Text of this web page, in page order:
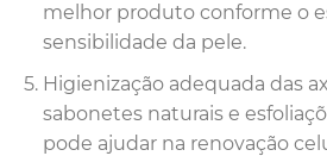
melhor produto conforme o
sensibilidade da pele.
Higienização adequada das
sabonetes naturais e
pode ajudar na renovação